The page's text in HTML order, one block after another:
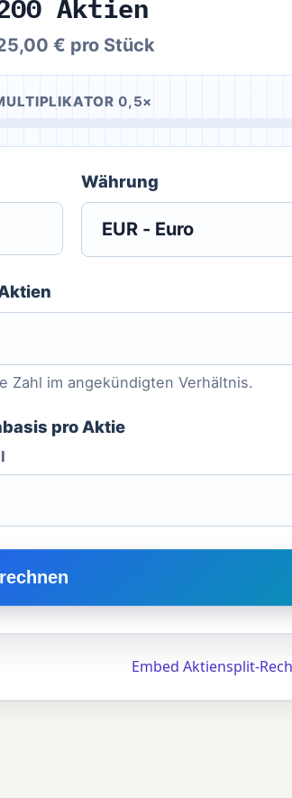
Aktien
€ pro Stück
0,5×
Währung
Zahl im angekündigten Verhältnis.
pro Aktie
Embed Aktiensplit-